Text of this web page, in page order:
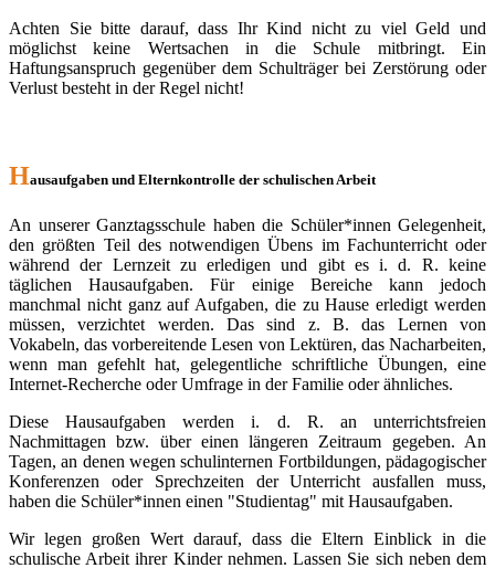
Achten Sie bitte darauf, dass Ihr Kind nicht zu viel Geld und
möglichst keine Wertsachen in die Schule mitbringt. Ein
Haftungsanspruch gegenüber dem Schulträger bei Zerstörung oder
Verlust besteht in der Regel nicht!
Hausaufgaben und Elternkontrolle der schulischen Arbeit
An unserer Ganztagsschule haben die Schüler*innen Gelegenheit,
den größten Teil des notwendigen Übens im Fachunterricht oder
während der Lernzeit zu erledigen und gibt es i. d. R. keine
täglichen Hausaufgaben. Für einige Bereiche kann jedoch
manchmal nicht ganz auf Aufgaben, die zu Hause erledigt werden
müssen, verzichtet werden. Das sind z. B. das Lernen von
Vokabeln, das vorbereitende Lesen von Lektüren, das Nacharbeiten,
wenn man gefehlt hat, gelegentliche schriftliche Übungen, eine
Internet-Recherche oder Umfrage in der Familie oder ähnliches.
Diese Hausaufgaben werden i. d. R. an unterrichtsfreien
Nachmittagen bzw. über einen längeren Zeitraum gegeben. An
Tagen, an denen wegen schulinternen Fortbildungen, pädagogischer
Konferenzen oder Sprechzeiten der Unterricht ausfallen muss,
haben die Schüler*innen einen "Studientag" mit Hausaufgaben.
Wir legen großen Wert darauf, dass die Eltern Einblick in die
schulische Arbeit ihrer Kinder nehmen. Lassen Sie sich neben dem